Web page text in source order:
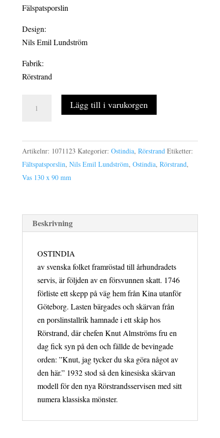
Fälspatsporslin
Design:
Nils Emil Lundström
Fabrik:
Rörstrand
x
90
mm
mängd
Lägg till i varukorgen
Artikelnr: 1071123 Kategorier: Ostindia, Rörstrand Etiketter:
Fältspatsporslin, Nils Emil Lundström, Ostindia, Rörstrand,
Vas 130 x 90 mm
Beskrivning
OSTINDIA
av svenska folket framröstad till århundradets
servis, är följden av en försvunnen skatt. 1746
förliste ett skepp på väg hem från Kina utanför
Göteborg. Lasten bärgades och skärvan från
en porslinstallrik hamnade i ett skåp hos
Rörstrand, där chefen Knut Almströms fru en
dag fick syn på den och fällde de bevingade
orden: ”Knut, jag tycker du ska göra något av
den här.” 1932 stod så den kinesiska skärvan
modell för den nya Rörstrandsservisen med sitt
numera klassiska mönster.